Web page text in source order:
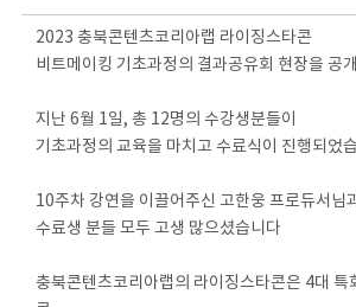
2023 충북콘텐츠코리아랩 라이징스타콘
비트메이킹 기초과정의 결과공유회 현장을 공
지난 6월 1일, 총 12명의 수강생분들이
기초과정의 교육을 마치고 수료식이 진행되었
10주차 강연을 이끌어주신 고한웅 프로듀서님
수료생 분들 모두 고생 많으셨습니다
충북콘텐츠코리아랩의 라이징스타콘은 4대 특